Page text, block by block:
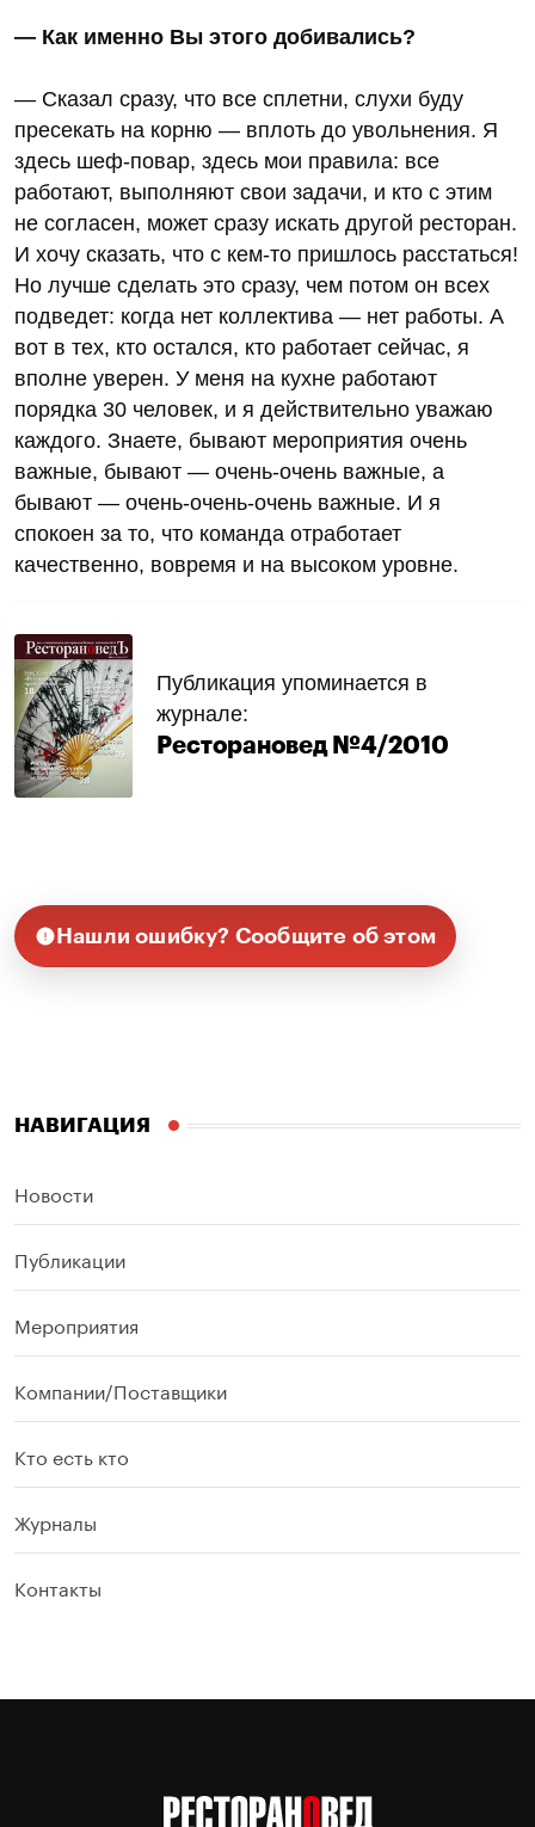
— Как именно Вы этого добивались?
— Сказал сразу, что все сплетни, слухи буду
пресекать на корню — вплоть до увольнения. Я
здесь шеф-повар, здесь мои правила: все
работают, выполняют свои задачи, и кто с этим
не согласен, может сразу искать другой ресторан.
И хочу сказать, что с кем-то пришлось расстаться!
Но лучше сделать это сразу, чем потом он всех
подведет: когда нет коллектива — нет работы. А
вот в тех, кто остался, кто работает сейчас, я
вполне уверен. У меня на кухне работают
порядка 30 человек, и я действительно уважаю
каждого. Знаете, бывают мероприятия очень
важные, бывают — очень-очень важные, а
бывают — очень-очень-очень важные. И я
спокоен за то, что команда отработает
качественно, вовремя и на высоком уровне.
Публикация упоминается в
журнале:
Ресторановед №4/2010
Нашли ошибку? Сообщите об этом
НАВИГАЦИЯ
Новости
Публикации
Мероприятия
Компании/Поставщики
Кто есть кто
Журналы
Контакты